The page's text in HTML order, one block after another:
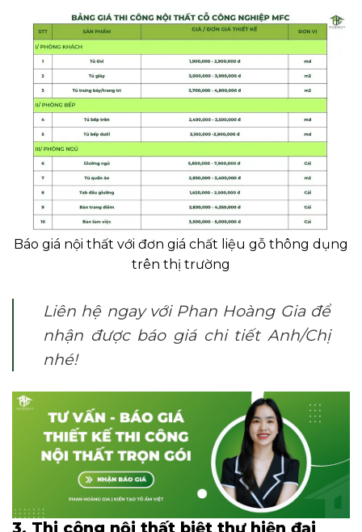
Báo giá nội thất với đơn giá chất liệu gỗ thông dụng
trên thị trường
Liên hệ ngay với Phan Hoàng Gia để
nhận được báo giá chi tiết Anh/Chị
nhé!